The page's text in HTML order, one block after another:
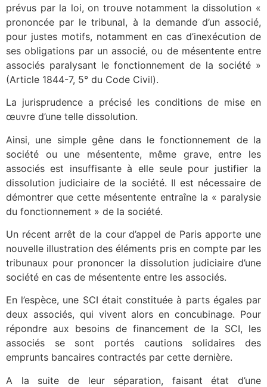
prévus par la loi, on trouve notamment la dissolution «
prononcée par le tribunal, à la demande d’un associé,
pour justes motifs, notamment en cas d’inexécution de
ses obligations par un associé, ou de mésentente entre
associés paralysant le fonctionnement de la société »
(Article 1844-7, 5° du Code Civil).
La jurisprudence a précisé les conditions de mise en
œuvre d’une telle dissolution.
Ainsi, une simple gêne dans le fonctionnement de la
société ou une mésentente, même grave, entre les
associés est insuffisante à elle seule pour justifier la
dissolution judiciaire de la société. Il est nécessaire de
démontrer que cette mésentente entraîne la « paralysie
du fonctionnement » de la société.
Un récent arrêt de la cour d’appel de Paris apporte une
nouvelle illustration des éléments pris en compte par les
tribunaux pour prononcer la dissolution judiciaire d’une
société en cas de mésentente entre les associés.
En l’espèce, une SCI était constituée à parts égales par
deux associés, qui vivent alors en concubinage. Pour
répondre aux besoins de financement de la SCI, les
associés se sont portés cautions solidaires des
emprunts bancaires contractés par cette dernière.
A la suite de leur séparation, faisant état d’une